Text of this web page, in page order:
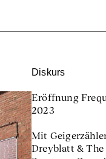
Diskurs
Eröffnung
2023
Mit
Dreyblatt &